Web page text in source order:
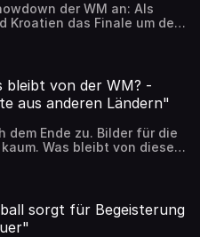
der WM an: Als
Kroatien das Finale um den
Belgien und England
das vermeintlich keiner
russisch-brot-wm-finale
bleibt von der WM? -
aus anderen Ländern"
dem Ende zu. Bilder für die
Was bleibt von dieser
russisch-brot-was-
sorgt für Begeisterung